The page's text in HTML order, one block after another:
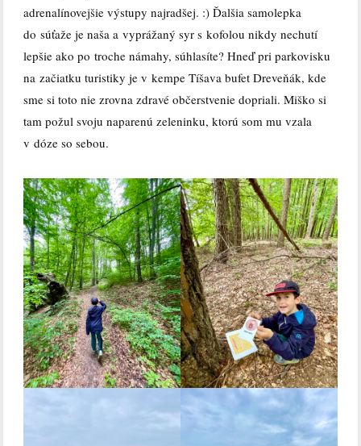
adrenalínovejšie výstupy najradšej. :) Ďalšia samolepka
do súťaže je naša a vyprážaný syr s kofolou nikdy nechutí
lepšie ako po troche námahy, súhlasíte? Hneď pri parkovisku
na začiatku turistiky je v kempe Tíšava bufet Dreveňák, kde
sme si toto nie zrovna zdravé občerstvenie dopriali. Miško si
tam požul svoju naparenú zeleninku, ktorú som mu vzala
v dóze so sebou.